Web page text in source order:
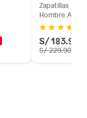
Zapatillas
Hombre Aldo
S/ 183.92
S/ 229.90